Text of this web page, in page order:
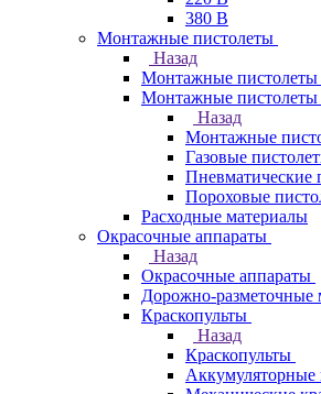
380 В
Монтажные пистолеты
Назад
Монтажные пистолеты
Монтажные пистолеты
Назад
Монтажные
Газовые
Пневматические
Пороховые
Расходные материалы
Окрасочные аппараты
Назад
Окрасочные аппараты
Дорожно-
Краскопульты
Назад
Краскопульты
Аккумуляторные